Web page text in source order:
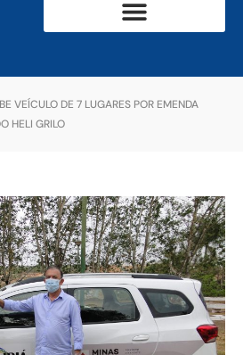
VEÍCULO DE 7 LUGARES POR EMENDA
HELI GRILO